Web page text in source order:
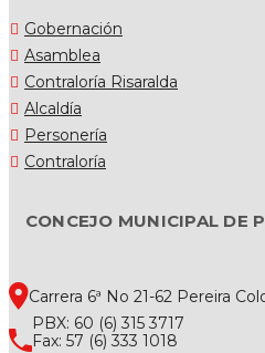
Gobernación
Asamblea
Contraloría Risaralda
Alcaldía
Personería
Contraloría
CONCEJO MUNICIPAL DE
Carrera 6ª No 21-62 Pereira
PBX: 60 (6) 315 3717
Fax: 57 (6) 333 1018